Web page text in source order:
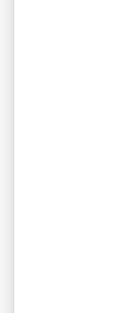
Les
niveau
tissu les
revêtent
Les
survient
par une
Ces
"boule"